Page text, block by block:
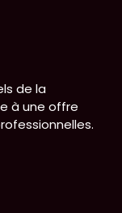
de la
à une offre